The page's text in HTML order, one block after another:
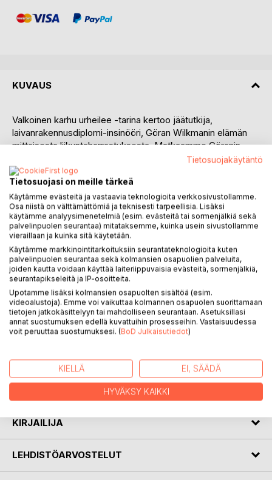
KUVAUS
Valkoinen karhu urheilee -tarina kertoo jäätutkija,
laivanrakennusdiplomi-insinööri, Göran Wilkmanin elämän
mittaisesta liikuntaharrastuksesta. Matkaamme Göranin
mukana lapsuuden pihaleikeistä vakavampiin liikuntalajeihin
tai hurahduksiin, kuten pyöräily, sulkapallo ja
kirkkovenesoutu. Polkupyörällä Göran on ajanut yli
neljänkymmenen vuoden aikana matkan, joka on
pituudeltaan kaksi kertaa maapallon ympäri. Sulkapalloa hän
on pelannut äijäporukassa kaksikymmentäseitsemän
vuotta. Sulkavalla on tullut soudettua kolmekymmentä
kertaa. Göran ei koe itseään lainkaan urheilulliseksi, vaan
sitkeys ja sitoutuneisuus on vienyt eteenpäin. Aina ei
vaativan työn ohessa liikunnan harrastaminen ole ollut
itsestään selvää. Liikuntatapatumien kiinnittäminen
kalenteriin on auttanut, ja aikaa liikunnalle on aina löytynyt.
Valkoinen karhu urheilee, on Göranin neljäs kirja.
Aikaisemmin hän on julkaissut omakustanteet:
muistelee, oma elämäkerta, 2018 sekä BoD:n julkaisema
Valkoinen karhu seikkailee, jäätutkimuksen ja jäänmurtajien
KIRJAILIJA
LEHDISTÖARVOSTELUT
Tietosuojakäytäntö
Tietosuojasi on meille tärkeä
Käytämme evästeitä ja vastaavia teknologioita verkkosivustollamme.
Osa niistä on välttämättömiä ja teknisesti tarpeellisia. Lisäksi
käytämme analyysimenetelmiä (esim. evästeitä tai sormenjälkiä sekä
palvelinpuolen seurantaa) mitataksemme, kuinka usein sivustollamme
vieraillaan ja kuinka sitä käytetään.
Käytämme markkinointitarkoituksiin seurantateknologioita kuten
palvelinpuolen seurantaa sekä kolmansien osapuolien palveluita,
joiden kautta voidaan käyttää laiteriippuvaisia evästeitä, sormenjälkiä,
seurantapikseleitä ja IP-osoitteita.
Upotamme lisäksi kolmansien osapuolten sisältöä (esim.
videoalustoja). Emme voi vaikuttaa kolmannen osapuolen suorittamaan
tietojen jatkokäsittelyyn tai mahdolliseen seurantaan. Asetuksillasi
annat suostumuksen edellä kuvattuihin prosesseihin. Vastaisuudessa
voit peruuttaa suostumuksesi. (BoD Julkaisutiedot)
KIELLÄ EI, SÄÄDÄ
HYVÄKSY KAIKKI